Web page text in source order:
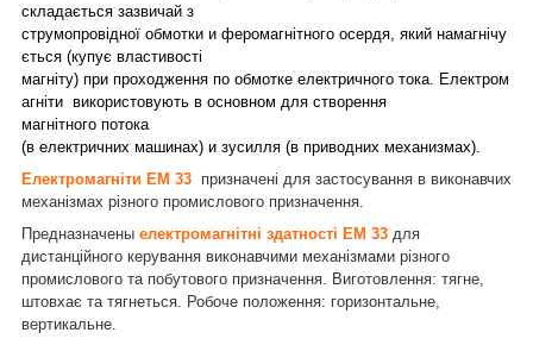
складається зазвичай з
струмопровідної обмотки и феромагнітного осердя, який намагнічу
ється (купує властивості
магніту) при проходження по обмотке електричного тока. Електром
агніти використовують в основном для створення
магнітного потока
(в електричних машинах) и зусилля (в приводних механизмах).
Електромагніти ЕМ 33 призначені для застосування в виконавчих
механізмах різного промислового призначення.
Предназначены електромагнітні здатності ЕМ 33 для
дистанційного керування виконавчими механізмами різного
промислового та побутового призначення. Виготовлення: тягне,
штовхає та тягнеться. Робоче положення: горизонтальне,
вертикальне.